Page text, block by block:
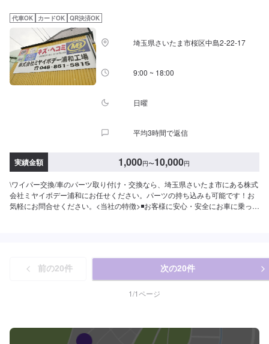
代車OK カードOK QR決済OK
埼玉県さいたま市桜区中島2-22-17
9:00 ~ 18:00
日曜
平均3時間で返信
実績金額 1,000円〜10,000円
\ワイパー交換/車のパーツ取り付け・交換なら、埼玉県さいたま市にある株式
会社ミヤイボデー浦和にお任せください。パーツの持ち込みも可能です！お
気軽にお問合せください。<当社の特徴>◾お客様に安心・安全にお車に乗って
様とお車の関係をより良好にさせていただきます。【作業の流れ】【1】お問
い合わせ【2】車の確認・お見積もりの作成【3】車のお預かり【4】修理開
始【5】修理終了・お支払い【6】アフターサポート【代車について】作業中
にお車が必要なお客様には、代車をお出しすることもできますので事前にご
い。営業時間：9:00~18:00
前の20件 次の20件
1/1ページ